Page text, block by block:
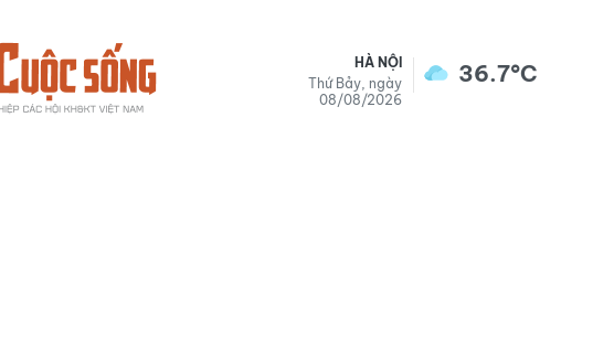
HÀ NỘI
Thứ Bảy, ngày
08/08/2026
36.7°C